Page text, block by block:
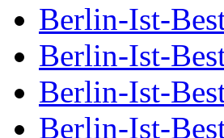
Berlin-Ist-
Berlin-Ist-
Berlin-Ist-
Berlin-Ist-